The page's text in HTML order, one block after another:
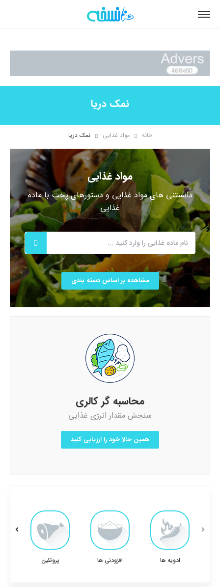
نمک دریا
خانه مواد غذایی نمک دریا
مواد غذایی
دانستنی های مواد غذایی و دستورهای پخت با ماده
غذایی
مشاهده بر اساس دسته بندی
محاسبه گر کالری
سنجش مقدار انرژی غذایی
همین حالا خود را ارزیابی کنید
ادویه ها افزودنی ها پروتئین